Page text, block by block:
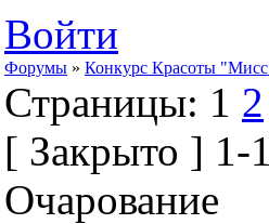
Войти
Форумы » Конкурс Красоты
Страницы: 1 2
[ Закрыто ] 1-
Очарование